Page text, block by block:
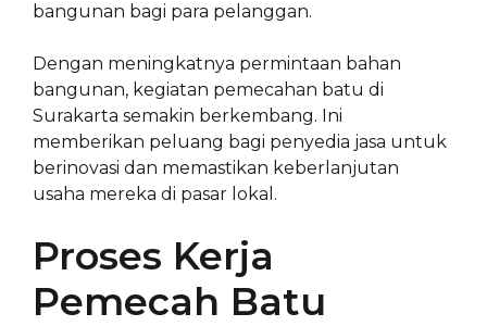
bangunan bagi para pelanggan.
Dengan meningkatnya permintaan bahan
bangunan, kegiatan pemecahan batu di
Surakarta semakin berkembang. Ini
memberikan peluang bagi penyedia jasa untuk
berinovasi dan memastikan keberlanjutan
usaha mereka di pasar lokal.
Proses Kerja
Pemecah Batu